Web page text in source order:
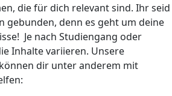
die für dich relevant sind. Ihr seid
gebunden, denn es geht um deine
Je nach Studiengang oder
Inhalte variieren. Unsere
dir unter anderem mit